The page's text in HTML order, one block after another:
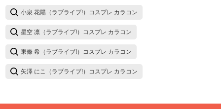
小泉 花陽（ラブライブ!）コスプレ カラコン
星空 凛（ラブライブ!）コスプレ カラコン
東條 希（ラブライブ!）コスプレ カラコン
矢澤 にこ（ラブライブ!）コスプレ カラコン